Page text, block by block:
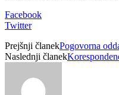
Facebook
Twitter
Prejšnji članekPogovorna
Naslednji članek